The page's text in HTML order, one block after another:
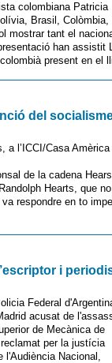
colombiana Patricia
Brasil, Colòmbia,
mostrar tant el
han assistit
present en el
del
a l’ICCI/Casa Amèrica
de la cadena
Hearts, que
respondre en to
i
Federal
acusat de
de Mecànica de
per la justícia
l'Audiència Nacional,